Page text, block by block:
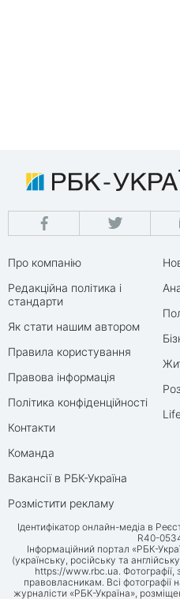
Про компанію
Редакційна політика і
стандарти
Як стати нашим автором
Правила користування
Правова інформація
Політика конфіденційності
Контакти
Команда
Вакансії в РБК-Україна
Розмістити рекламу
Ідентифікатор онлайн-медіа в
R40-
Інформаційний портал «РБК-
(українську, російську та
https://www.rbc.ua.
правовласникам. Всі фотографії
журналісти «РБК-Україна»,